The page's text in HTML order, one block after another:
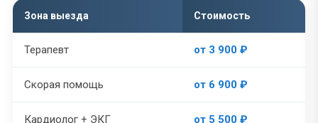
Зона выезда Стоимость
Терапевт от 3 900 ₽
Скорая помощь от 6 900 ₽
Кардиолог + ЭКГ от 5 500 ₽